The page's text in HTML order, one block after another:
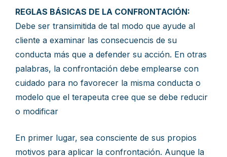
REGLAS BÁSICAS DE LA CONFRONTACIÓN:
Debe ser transimitida de tal modo que ayude al
cliente a examinar las consecuencis de su
conducta más que a defender su acción. En otras
palabras, la confrontación debe emplearse con
cuidado para no favorecer la misma conducta o
modelo que el terapeuta cree que se debe reducir
o modificar
En primer lugar, sea consciente de sus propios
motivos para aplicar la confrontación. Aunque la